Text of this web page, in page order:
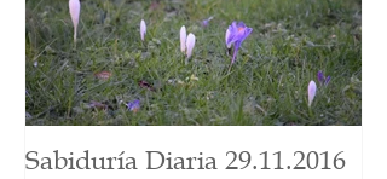
Sabiduría Diaria 29.11.2016